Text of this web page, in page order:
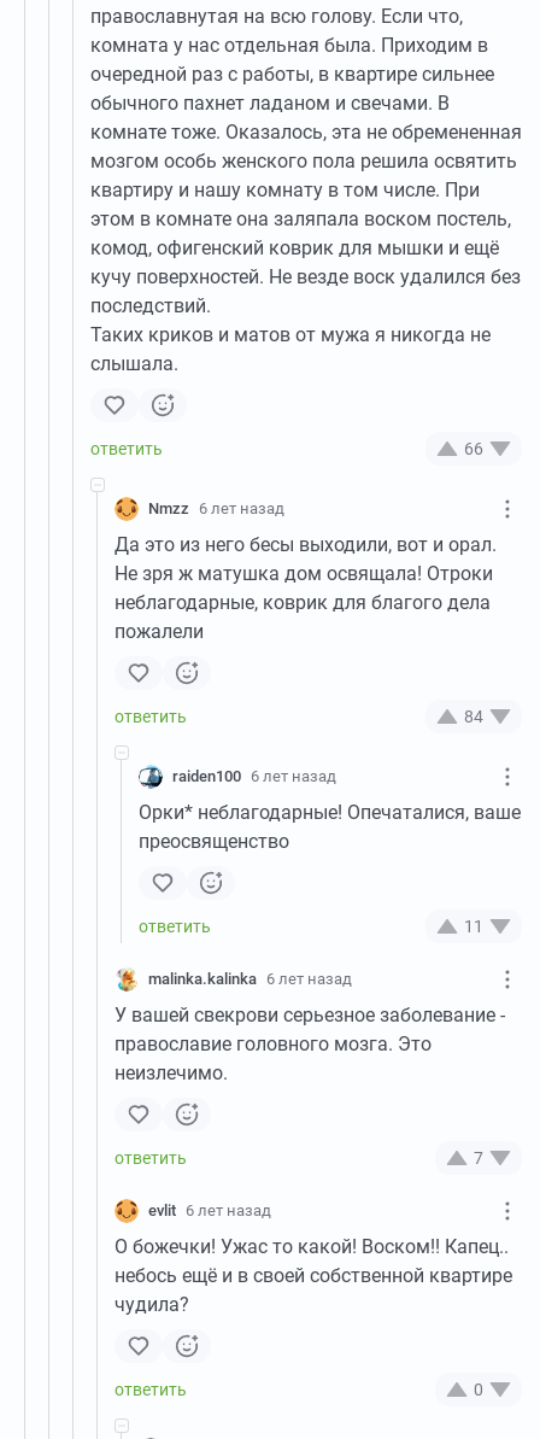
православнутая на всю голову. Если что,
комната у нас отдельная была. Приходим в
очередной раз с работы, в квартире сильнее
обычного пахнет ладаном и свечами. В
комнате тоже. Оказалось, эта не обремененная
мозгом особь женского пола решила освятить
квартиру и нашу комнату в том числе. При
этом в комнате она заляпала воском постель,
комод, офигенский коврик для мышки и ещё
кучу поверхностей. Не везде воск удалился без
последствий.
Таких криков и матов от мужа я никогда не
слышала.
66
Nmzz 6 лет назад
Да это из него бесы выходили, вот и орал.
Не зря ж матушка дом освящала! Отроки
неблагодарные, коврик для благого дела
пожалели
84
raiden100 6 лет назад
Орки* неблагодарные! Опечаталися, ваше
преосвященство
11
malinka.kalinka 6 лет назад
У вашей свекрови серьезное заболевание -
православие головного мозга. Это
неизлечимо.
7
evlit 6 лет назад
О божечки! Ужас то какой! Воском!! Капец..
небось ещё и в своей собственной квартире
чудила?
0